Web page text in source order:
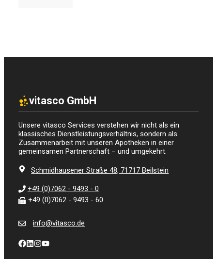
vitasco GmbH
Unsere vitasco Services verstehen wir nicht als ein
klassisches Dienstleistungsverhältnis, sondern als
Zusammenarbeit mit unseren Apotheken in einer
gemeinsamen Partnerschaft – und umgekehrt.
Schmidhausener Straße 48, 71717 Beilstein
+49 (0)7062 - 9493 - 0
+49 (0)7062 - 9493 - 60
info@vitasco.de